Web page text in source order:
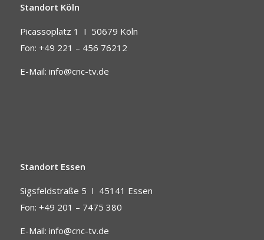
Standort Köln
Picassoplatz 1 I 50679 Köln
Fon: +49 221 – 456 76212
E-Mail: info@cnc-tv.de
Standort Essen
Sigsfeldstraße 5 I 45141 Essen
Fon: +49 201 – 7475 380
E-Mail: info@cnc-tv.de